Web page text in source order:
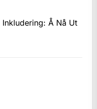
Inkludering: Å Nå Ut